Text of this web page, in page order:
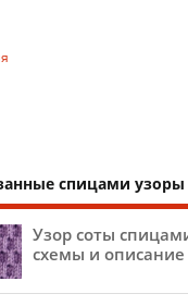
спицами узоры
Узор соты
схемы и описание